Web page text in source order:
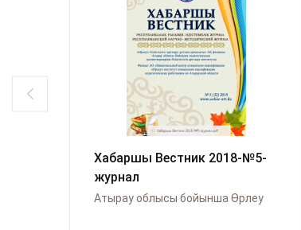
Хабаршы Вестник 2018-№5-
журнал
Атырау облысы бойынша Өрлеу